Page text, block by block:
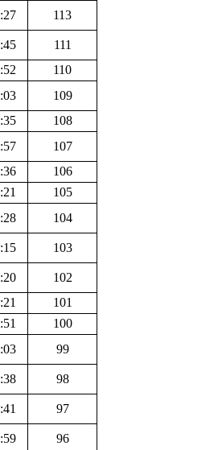
113
111
110
109
108
107
106
105
104
103
102
101
100
99
98
97
96